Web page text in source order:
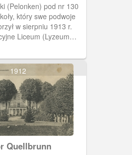
(Pelonken) pod nr 130
który swe podwoje
w sierpniu 1913 r.
Liceum (Lyzeum
przy ul. Opata
1912
Quellbrunn